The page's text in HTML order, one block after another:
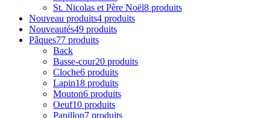
St. Nicolas et Père Noël8 produits
Nouveau produits4 produits
Nouveautés49 produits
Pâques77 produits
Back
Basse-cour20 produits
Cloche6 produits
Lapin18 produits
Mouton6 produits
Oeuf10 produits
Papillon7 produits